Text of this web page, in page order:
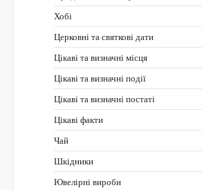
Хобі
Церковні та святкові дати
Цікаві та визначні місця
Цікаві та визначні події
Цікаві та визначні постаті
Цікаві факти
Чай
Шкідники
Ювелірні вироби